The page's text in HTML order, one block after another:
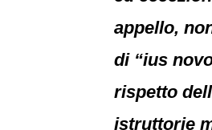
appello,
di “ius
rispetto
istruttorie